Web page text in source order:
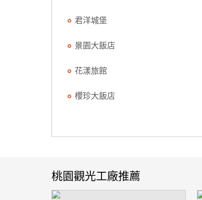
君洋城堡
景園大飯店
花漾旅館
櫻珍大飯店
桃園觀光工廠推薦